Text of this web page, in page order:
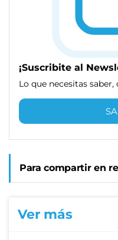
¡Suscribite al
Lo que necesitas
Para compartir en
Ver más